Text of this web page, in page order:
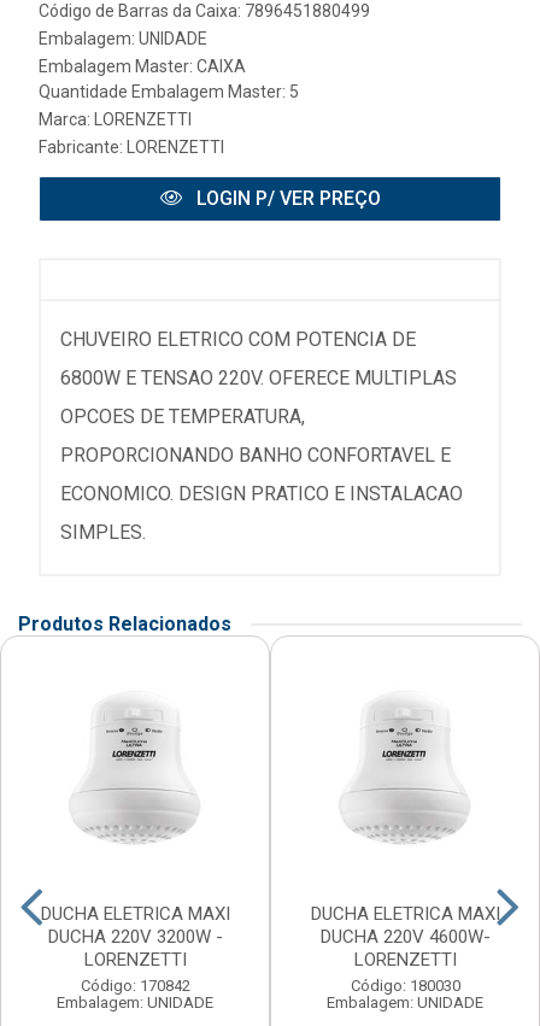
Código de Barras da Caixa: 7896451880499
Embalagem: UNIDADE
Embalagem Master: CAIXA
Quantidade Embalagem Master: 5
Marca:
LORENZETTI
Fabricante:
LORENZETTI
LOGIN P/ VER PREÇO
CHUVEIRO ELETRICO COM POTENCIA DE
6800W E TENSAO 220V. OFERECE MULTIPLAS
OPCOES DE TEMPERATURA,
PROPORCIONANDO BANHO CONFORTAVEL E
ECONOMICO. DESIGN PRATICO E INSTALACAO
SIMPLES.
Produtos Relacionados
DUCHA ELETRICA MAXI
DUCHA 220V 3200W -
LORENZETTI
Código: 170842
Embalagem: UNIDADE
DUCHA ELETRICA MAXI
DUCHA 220V 4600W-
LORENZETTI
Código: 180030
Embalagem: UNIDADE